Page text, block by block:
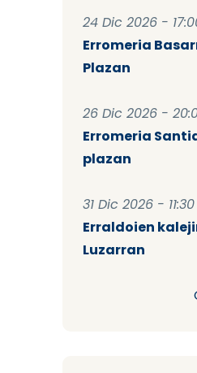
24 Dic 2026 -
Erromeria
Plazan
26 Dic 2026 -
Erromeria
plazan
31 Dic 2026 - 11:30
Erraldoien
Luzarran